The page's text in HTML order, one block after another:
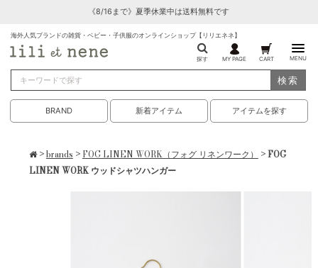
《8/16まで》夏季休業中は送料無料です
海外人気ブランドの雑貨・ベビー・子供服のオンラインショップ【リリエネネ】
探す MY PAGE CART MENU
検索
BRAND 新着アイテム アイテムを探す
>brands > FOG LINEN WORK（フォグ リネンワーク） > FOG
LINEN WORK ウッドシャツハンガー